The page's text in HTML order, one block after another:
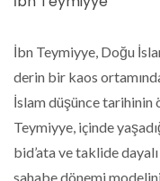
İbn Teymiyye, Doğu
derin bir kaos
İslam düşünce tarihinin
Teymiyye, içinde
bid’ata ve taklide
sahabe dönemi